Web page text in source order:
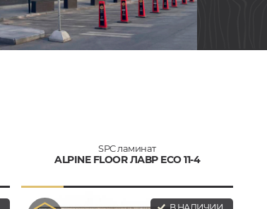
SPC ламинат
ALPINE FLOOR ЛАВР ECO 11-4